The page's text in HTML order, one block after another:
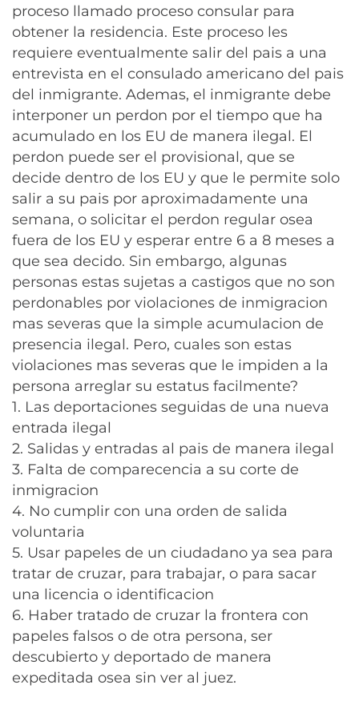
proceso llamado proceso consular para
obtener la residencia. Este proceso les
requiere eventualmente salir del pais a una
entrevista en el consulado americano del pais
del inmigrante. Ademas, el inmigrante debe
interponer un perdon por el tiempo que ha
acumulado en los EU de manera ilegal. El
perdon puede ser el provisional, que se
decide dentro de los EU y que le permite solo
salir a su pais por aproximadamente una
semana, o solicitar el perdon regular osea
fuera de los EU y esperar entre 6 a 8 meses a
que sea decido. Sin embargo, algunas
personas estas sujetas a castigos que no son
perdonables por violaciones de inmigracion
mas severas que la simple acumulacion de
presencia ilegal. Pero, cuales son estas
violaciones mas severas que le impiden a la
persona arreglar su estatus facilmente?
1. Las deportaciones seguidas de una nueva
entrada ilegal
2. Salidas y entradas al pais de manera ilegal
3. Falta de comparecencia a su corte de
inmigracion
4. No cumplir con una orden de salida
voluntaria
5. Usar papeles de un ciudadano ya sea para
tratar de cruzar, para trabajar, o para sacar
una licencia o identificacion
6. Haber tratado de cruzar la frontera con
papeles falsos o de otra persona, ser
descubierto y deportado de manera
expeditada osea sin ver al juez.